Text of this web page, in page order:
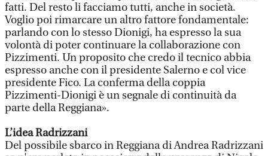
fatti. Del resto li facciamo tutti, anche in società.
Voglio poi rimarcare un altro fattore fondamentale:
parlando con lo stesso Dionigi, ha espresso la sua
volontà di poter continuare la collaborazione con
Pizzimenti. Un proposito che credo il tecnico abbia
espresso anche con il presidente Salerno e col vice
presidente Fico. La conferma della coppia
Pizzimenti-Dionigi è un segnale di continuità da
parte della Reggiana».
L’idea Radrizzani
Del possibile sbarco in Reggiana di Andrea Radrizzani